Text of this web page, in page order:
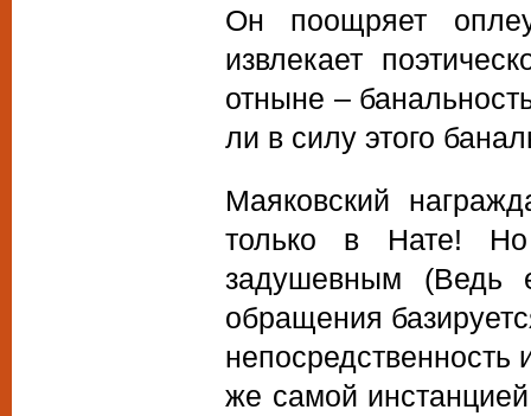
Он поощряет
извлекает
отныне –
ли в силу этого
Маяковский
только в Нате!
задушевным (Ведь
обращения
непосредственность
же самой